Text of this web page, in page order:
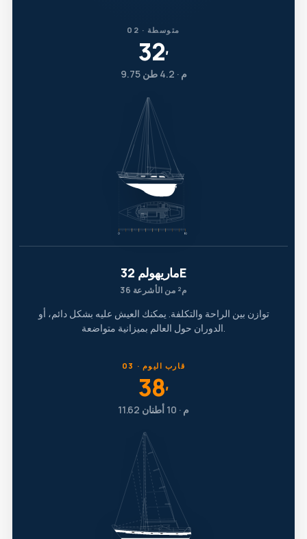
02 · متوسطة
32′
9.75 م · 4.2 طن
ماريهولم 32E
36 م² من الأشرعة
توازن بين الراحة والتكلفة. يمكنك العيش عليه بشكل دائم، أو
الدوران حول العالم بميزانية متواضعة.
03 · قارب اليوم
38′
11.62 م · 10 أطنان